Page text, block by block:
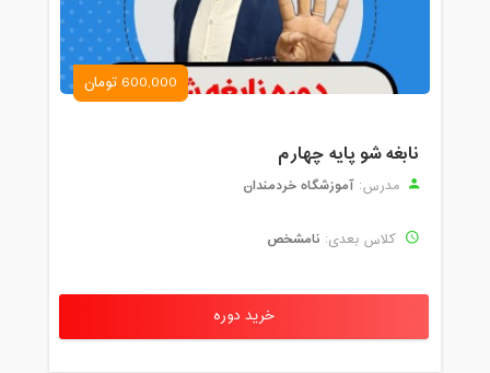
600,000 تومان
نابغه شو پایه چهارم
مدرس: آموزشگاه خردمندان
کلاس بعدی: نامشخص
خرید دوره